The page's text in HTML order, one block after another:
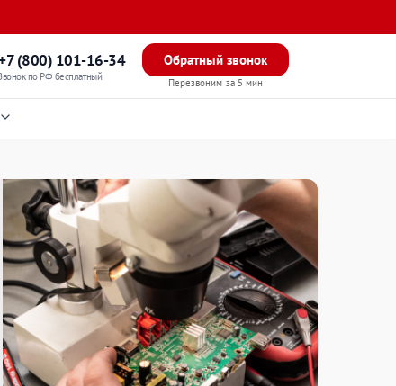
(800) 101-16-34
по РФ бесплатный
Обратный звонок
Перезвоним за 5 мин